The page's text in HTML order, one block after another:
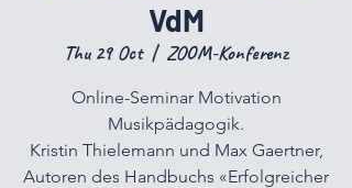
VdM
Thu 29 Oct
  |
ZOOM-Konferenz
Online-Seminar Motivation
Musikpädagogik.
Kristin Thielemann und Max Gaertner,
Autoren des Handbuchs «Erfolgreicher